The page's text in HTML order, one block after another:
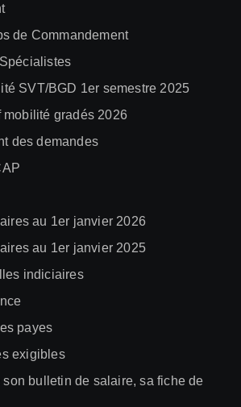
de Commandement
SVT/BGD 1er semestre 2025
mobilité gradés 2026
des demandes
au 1er janvier 2026
au 1er janvier 2025
indiciaires
payes
exigibles
son bulletin de salaire, sa fiche de